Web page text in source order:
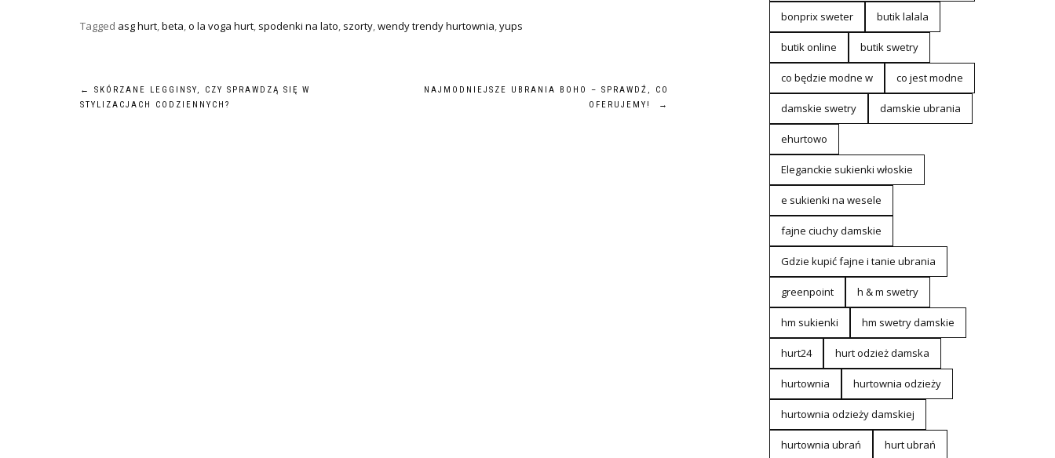
Tagged asg hurt,beta,o la voga hurt, spodenki na lato, szorty,wendy trendy hurtownia,yups
Nawigacja
←
SKÓRZANE LEGGINSY, CZY SPRAWDZĄ SIĘ W
STYLIZACJACH CODZIENNYCH?
NAJMODNIEJSZE UBRANIA BOHO – SPRAWDŹ, CO
OFERUJEMY!
→
bonprix sweter butik lalala
butik online butik swetry
co będzie modne w co jest modne
damskie swetry damskie ubrania
ehurtowo
Eleganckie sukienki włoskie
e sukienki na wesele
fajne ciuchy damskie
Gdzie kupić fajne i tanie ubrania
greenpoint h & m swetry
hm sukienki hm swetry damskie
hurt24 hurt odzież damska
hurtownia hurtownia odzieży
hurtownia odzieży damskiej
hurtownia ubrań hurt ubrań